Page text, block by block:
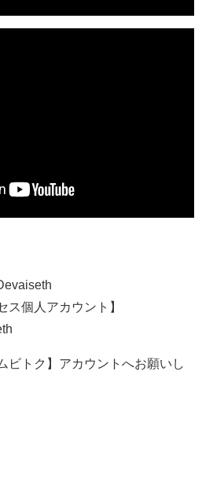
ス個人アカウント】
ビトク】アカウントへお願いし